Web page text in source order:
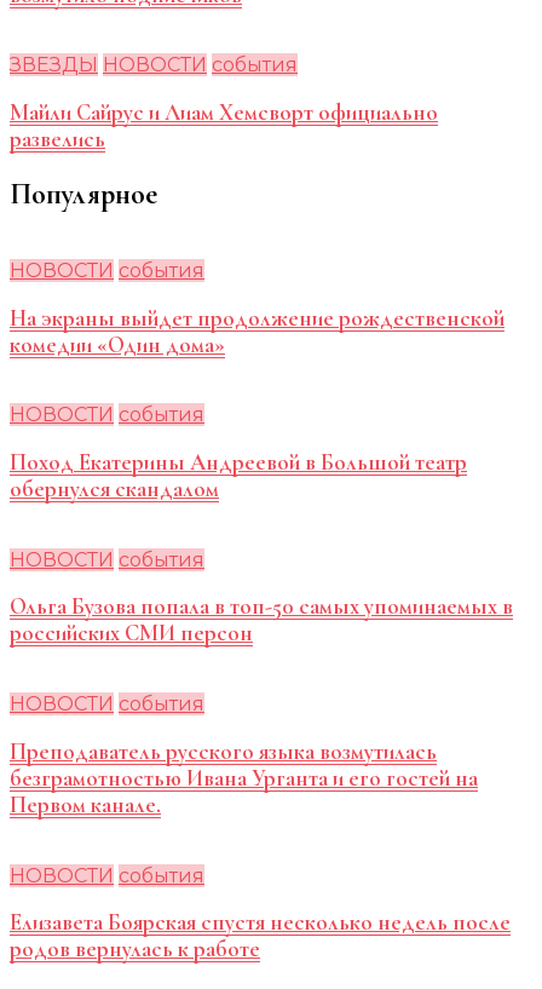
ЗВЕЗДЫ НОВОСТИ события
Майли Сайрус и Лиам Хемсворт официально
развелись
Популярное
НОВОСТИ события
На экраны выйдет продолжение рождественской
комедии «Один дома»
НОВОСТИ события
Поход Екатерины Андреевой в Большой театр
обернулся скандалом
НОВОСТИ события
Ольга Бузова попала в топ-50 самых упоминаемых в
российских СМИ персон
НОВОСТИ события
Преподаватель русского языка возмутилась
безграмотностью Ивана Урганта и его гостей на
Первом канале.
НОВОСТИ события
Елизавета Боярская спустя несколько недель после
родов вернулась к работе